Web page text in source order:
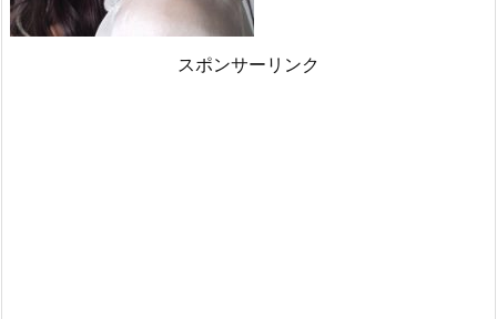
スポンサーリンク